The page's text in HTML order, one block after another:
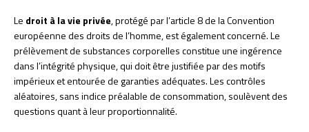
Le droit à la vie privée, protégé par l’article 8 de la Convention
européenne des droits de l’homme, est également concerné. Le
prélèvement de substances corporelles constitue une ingérence
dans l’intégrité physique, qui doit être justifiée par des motifs
impérieux et entourée de garanties adéquates. Les contrôles
aléatoires, sans indice préalable de consommation, soulèvent des
questions quant à leur proportionnalité.